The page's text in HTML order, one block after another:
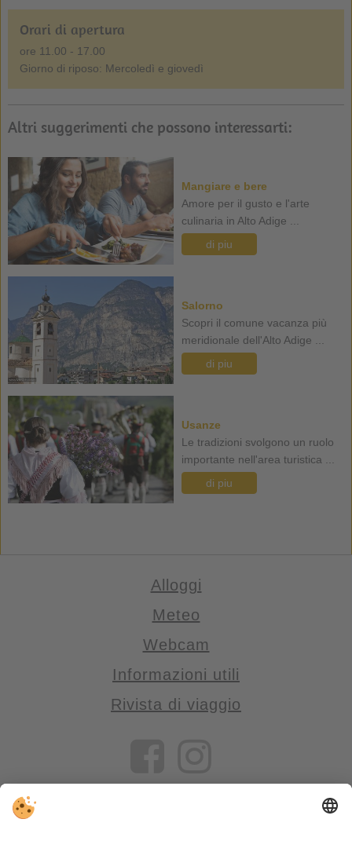
Orari di apertura
ore 11.00 - 17.00
Giorno di riposo: Mercoledì e giovedì
Altri suggerimenti che possono interessarti:
Mangiare e bere
Amore per il gusto e l'arte
culinaria in Alto Adige ...
di piu
Salorno
Scopri il comune vacanza più
meridionale dell'Alto Adige ...
di piu
Usanze
Le tradizioni svolgono un ruolo
importante nell'area turistica ...
di piu
Alloggi
Meteo
Webcam
Informazioni utili
Rivista di viaggio